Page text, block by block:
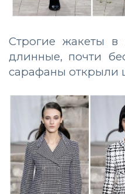
Строгие жакеты в
длинные, почти
сарафаны открыли